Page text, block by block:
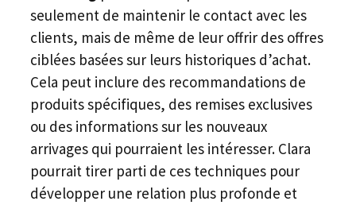
seulement de maintenir le contact avec les
clients, mais de même de leur offrir des offres
ciblées basées sur leurs historiques d’achat.
Cela peut inclure des recommandations de
produits spécifiques, des remises exclusives
ou des informations sur les nouveaux
arrivages qui pourraient les intéresser. Clara
pourrait tirer parti de ces techniques pour
développer une relation plus profonde et